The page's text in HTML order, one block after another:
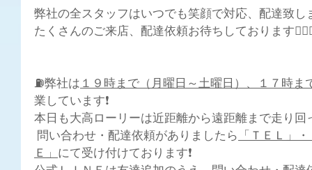
弊社の全スタッフはいつでも笑顔で対応、配達致し
たくさんのご来店、配達依頼お待ちしております
⛽弊社は１９時まで（月曜日～土曜日）、１７時ま
業しています❗
本日も大高ローリーは近距離から遠距離まで走り回
問い合わせ・配達依頼がありましたら「ＴＥＬ」
Ｅ」にて受け付けております❗